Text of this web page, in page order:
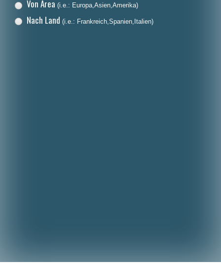
Dansk
Von Area (i.e.: Europa,Asien,Amerika)
Nach Land (i.e.: Frankreich,Spanien,Italien)